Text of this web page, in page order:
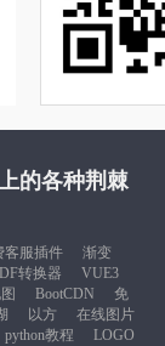
的各种荆棘
客服插件
渐变
转换器
VUE3
BootCDN
免
以方
在线图片
python教程
LOGO